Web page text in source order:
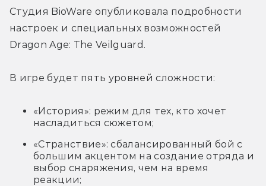
Студия BioWare опубликовала подробности
настроек и специальных возможностей
Dragon Age: The Veilguard.
В игре будет пять уровней сложности:
«История»: режим для тех, кто хочет
насладиться сюжетом;
«Странствие»: сбалансированный бой с
большим акцентом на создание отряда и
выбор снаряжения, чем на время
реакции;